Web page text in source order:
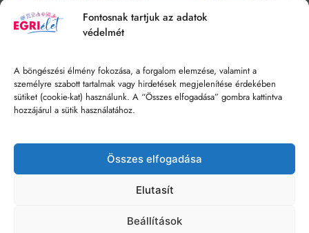
Fontosnak tartjuk az adatok
védelmét
A böngészési élmény fokozása, a forgalom elemzése, valamint a
személyre szabott tartalmak vagy hirdetések megjelenítése érdekében
sütiket (cookie-kat) használunk. A “Összes elfogadása” gombra kattintva
hozzájárul a sütik használatához.
Összes elfogadása
Elutasít
Beállítások